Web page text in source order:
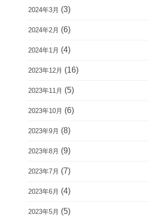
2024年3月 (3)
2024年2月 (6)
2024年1月 (4)
2023年12月 (16)
2023年11月 (5)
2023年10月 (6)
2023年9月 (8)
2023年8月 (9)
2023年7月 (7)
2023年6月 (4)
2023年5月 (5)